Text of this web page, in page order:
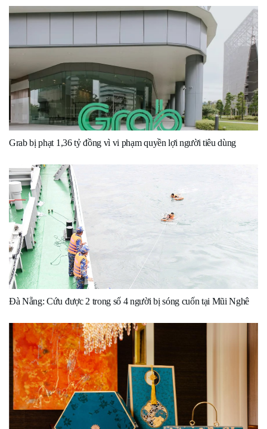
Grab bị phạt 1,36 tỷ đồng vì vi phạm quyền lợi người tiêu dùng
Đà Nẵng: Cứu được 2 trong số 4 người bị sóng cuốn tại Mũi Nghê